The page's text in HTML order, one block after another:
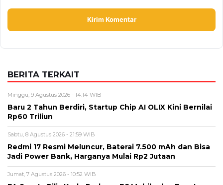
Alamat email tidak akan dipublikasikan. Kolom wajib ditandai *.
Komentar*